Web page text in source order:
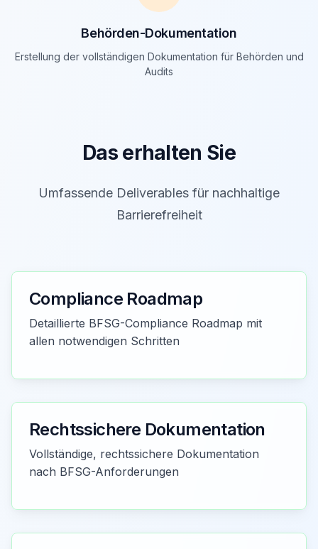
Behörden-Dokumentation
Erstellung der vollständigen Dokumentation für Behörden und
Audits
Das erhalten Sie
Umfassende Deliverables für nachhaltige
Barrierefreiheit
Compliance Roadmap
Detaillierte BFSG-Compliance Roadmap mit
allen notwendigen Schritten
Rechtssichere Dokumentation
Vollständige, rechtssichere Dokumentation
nach BFSG-Anforderungen